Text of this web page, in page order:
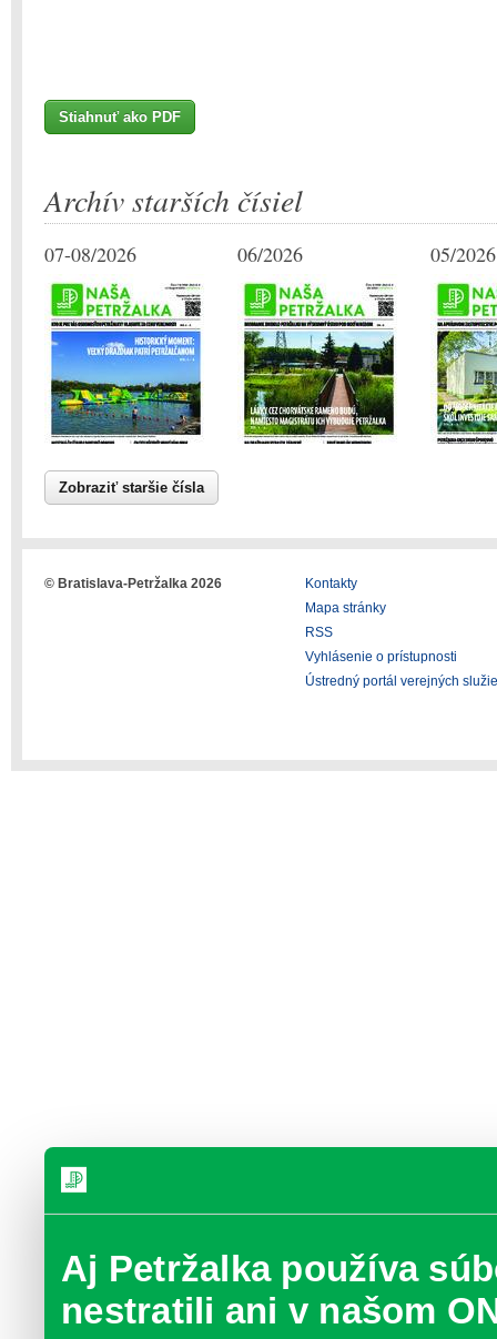
Aj Petržalka používa
nestratili ani v našom
Stiahnuť ako PDF
Archív starších čísiel
07-08/2026 06/2026 05/2026
Zobraziť staršie čísla
© Bratislava-Petržalka 2026
Kontakty
Mapa stránky
RSS
Vyhlásenie o prístupnosti
Ústredný portál verejných